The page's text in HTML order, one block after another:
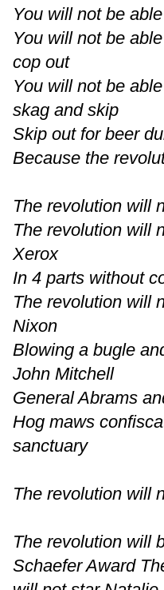
You will not be
You will not be
cop out
You will not be
skag and skip
Skip out for beer
Because the
The revolution will
The revolution will
Xerox
In 4 parts without
The revolution will
Nixon
Blowing a bugle
John Mitchell
General Abrams
Hog maws
sanctuary
The revolution will
The revolution will
Schaefer Award